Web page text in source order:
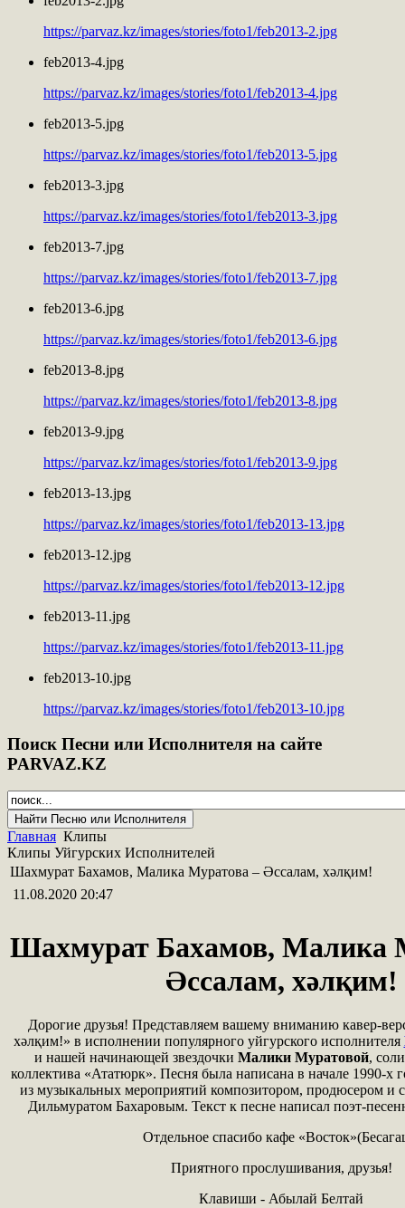
https://parvaz.kz/images/stories/foto1/feb2013-2.jpg
feb2013-4.jpg
https://parvaz.kz/images/stories/foto1/feb2013-4.jpg
feb2013-5.jpg
https://parvaz.kz/images/stories/foto1/feb2013-5.jpg
feb2013-3.jpg
https://parvaz.kz/images/stories/foto1/feb2013-3.jpg
feb2013-7.jpg
https://parvaz.kz/images/stories/foto1/feb2013-7.jpg
feb2013-6.jpg
https://parvaz.kz/images/stories/foto1/feb2013-6.jpg
feb2013-8.jpg
https://parvaz.kz/images/stories/foto1/feb2013-8.jpg
feb2013-9.jpg
https://parvaz.kz/images/stories/foto1/feb2013-9.jpg
feb2013-13.jpg
https://parvaz.kz/images/stories/foto1/feb2013-13.jpg
feb2013-12.jpg
https://parvaz.kz/images/stories/foto1/feb2013-12.jpg
feb2013-11.jpg
https://parvaz.kz/images/stories/foto1/feb2013-11.jpg
feb2013-10.jpg
https://parvaz.kz/images/stories/foto1/feb2013-10.jpg
Поиск Песни или Исполнителя на сайте
PARVAZ.KZ
Главная Клипы
Клипы Уйгурских Исполнителей
Шахмурат Бахамов, Малика Муратова – Әссалам, хәлқим!
11.08.2020 20:47
Шахмурат Бахамов, Малика
Әссалам, хәлқим!
Дорогие друзья! Представляем вашему вниманию кавер-
хәлқим!» в исполнении популярного уйгурского исполнителя
и нашей начинающей звездочки Малики Муратовой,
коллектива «Ататюрк». Песня была написана в начале 1990-х
из музыкальных мероприятий композитором, продюсером и
Дильмуратом Бахаровым. Текст к песне написал поэт-
Отдельное спасибо кафе
Приятного прослушивания, друзья!
Клавиши - Абылай Белтай